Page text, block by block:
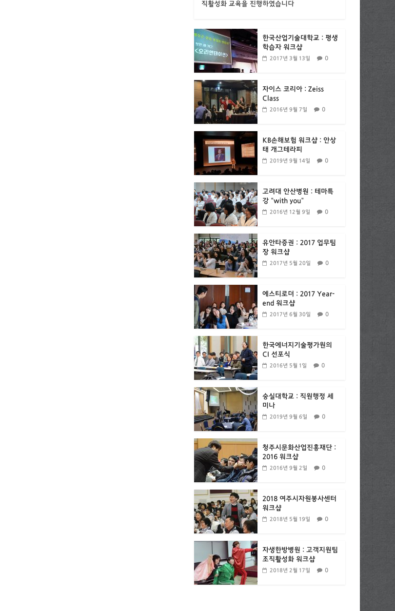
직활성화 교육을 진행하였습니다
한국산업기술대학교 : 평생
학습자 워크샵
2017년 3월 13일 0
자이스 코리아 : Zeiss
Class
2016년 9월 7일 0
KB손해보험 워크샵 : 안상
태 개그테라피
2019년 9월 14일 0
고려대 안산병원 : 테마특
강 “with you”
2016년 12월 9일 0
유안타증권 : 2017 업무팀
장 워크샵
2017년 5월 20일 0
에스티로더 : 2017 Year-
end 워크샵
2017년 6월 30일 0
한국에너지기술평가원의
CI 선포식
2016년 5월 1일 0
숭실대학교 : 직원행정 세
미나
2019년 9월 6일 0
청주시문화산업진흥재단 :
2016 워크샵
2016년 9월 2일 0
2018 여주시자원봉사센터
워크샵
2018년 5월 19일 0
자생한방병원 : 고객지원팀
조직활성화 워크샵
2018년 2월 17일 0